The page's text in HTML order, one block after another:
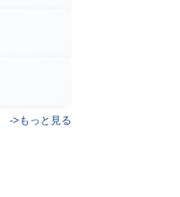
->もっと見る